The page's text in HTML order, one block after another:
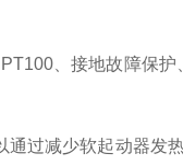
、接地故障保护
过减少软起动器发